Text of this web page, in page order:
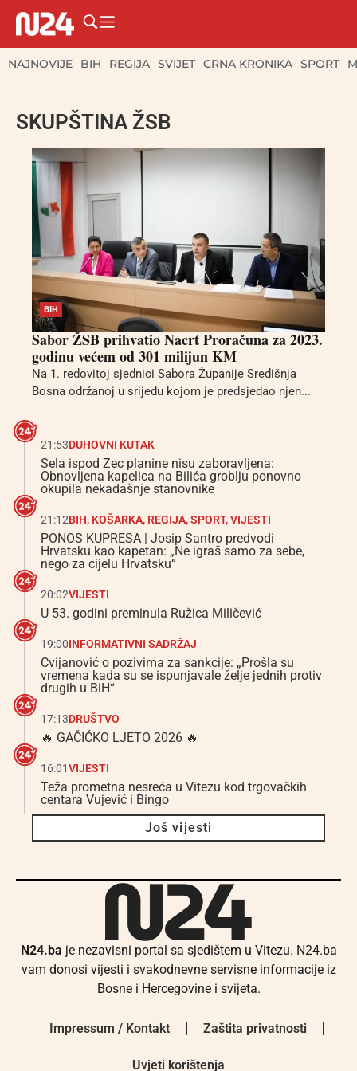
NAJNOVIJE BIH REGIJA SVIJET CRNA KRONIKA SPORT
SKUPŠTINA ŽSB
BIH
Sabor ŽSB prihvatio Nacrt Proračuna za 2023.
godinu većem od 301 milijun KM
Na 1. redovitoj sjednici Sabora Županije Središnja
Bosna održanoj u srijedu kojom je predsjedao njen...
21:53DUHOVNI KUTAK
Sela ispod Zec planine nisu zaboravljena:
Obnovljena kapelica na Bilića groblju ponovno
okupila nekadašnje stanovnike
21:12BIH, KOŠARKA, REGIJA,SPORT,VIJESTI
PONOS KUPRESA | Josip Santro predvodi
Hrvatsku kao kapetan: „Ne igraš samo za sebe,
nego za cijelu Hrvatsku“
20:02VIJESTI
U 53. godini preminula Ružica Miličević
19:00INFORMATIVNI SADRŽAJ
Cvijanović o pozivima za sankcije: „Prošla su
vremena kada su se ispunjavale želje jednih protiv
drugih u BiH“
17:13DRUŠTVO
🔥 GAČIĆKO LJETO 2026 🔥
16:01VIJESTI
Teža prometna nesreća u Vitezu kod trgovačkih
centara Vujević i Bingo
Još vijesti
N24.ba je nezavisni portal sa sjedištem u Vitezu. N24.ba
vam donosi vijesti i svakodnevne servisne informacije iz
Bosne i Hercegovine i svijeta.
Impressum / Kontakt Zaštita privatnosti
Uvjeti korištenja